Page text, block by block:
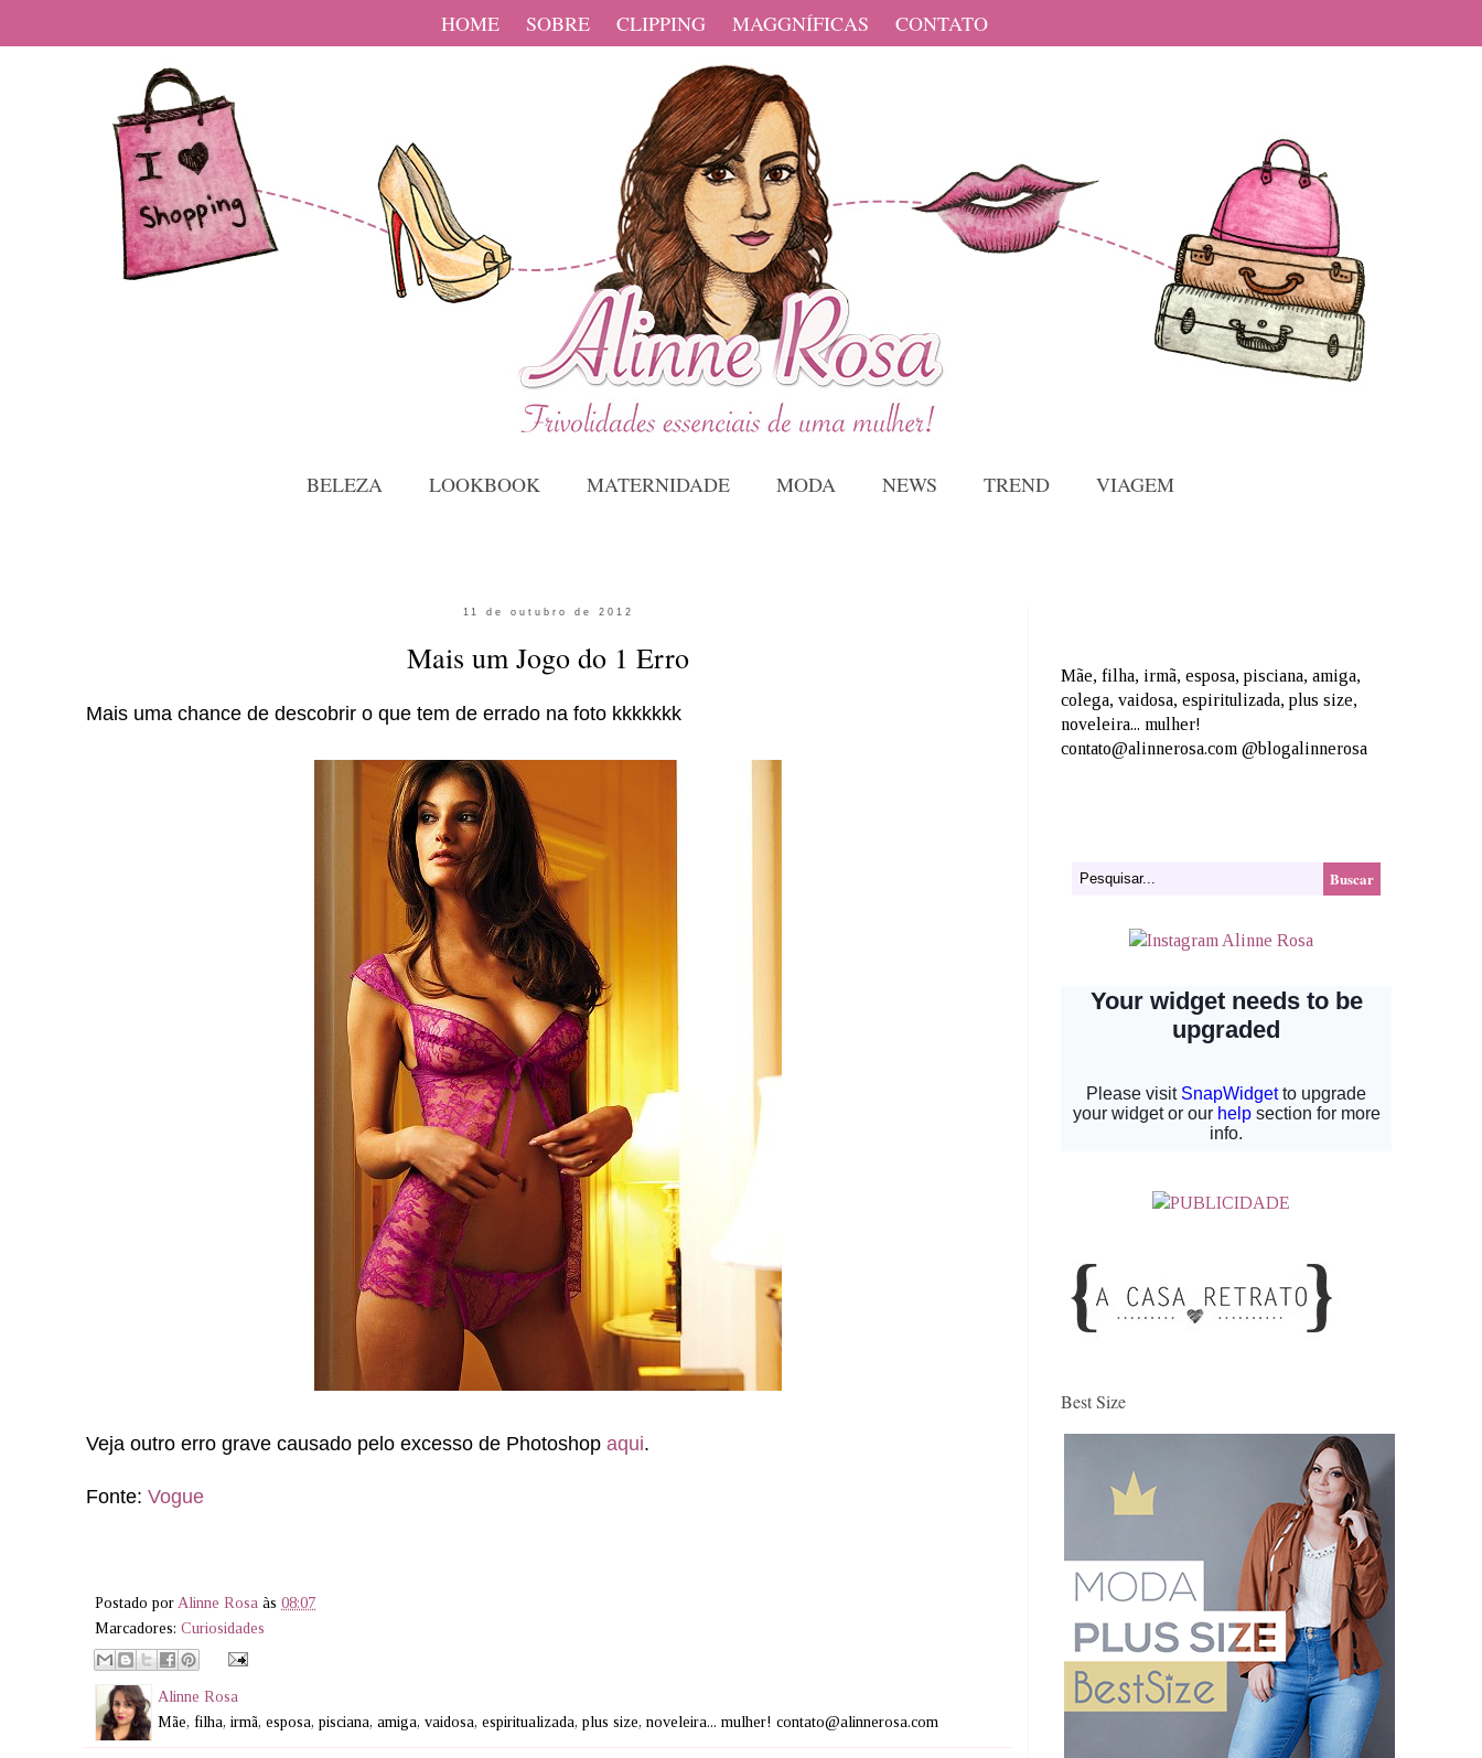
BELEZA LOOKBOOK MATERNIDADE MODA NEWS TREND VIAGEM
11 de outubro de 2012
Mais um Jogo do 1 Erro
Mais uma chance de descobrir o que tem de errado na foto kkkkkkk
Veja outro erro grave causado pelo excesso de Photoshop aqui.
Fonte: Vogue
Postado por Alinne Rosa às 08:07
Marcadores: Curiosidades
Alinne Rosa
Mãe, filha, irmã, esposa, pisciana, amiga, vaidosa, espiritualizada, plus size, noveleira... mulher! contato@alinnerosa.com
HOME SOBRE CLIPPING MAGGNÍFICAS CONTATO
Mãe, filha, irmã, esposa, pisciana, amiga,
colega, vaidosa, espiritulizada, plus size,
noveleira... mulher!
contato@alinnerosa.com @blogalinnerosa
Best Size